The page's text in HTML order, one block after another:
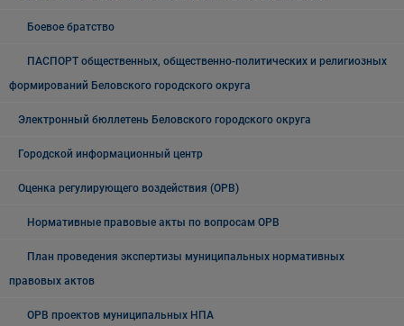
Боевое братство
ПАСПОРТ общественных, общественно-политических и религиозных
формирований Беловского городского округа
Электронный бюллетень Беловского городского округа
Городской информационный центр
Оценка регулирующего воздействия (ОРВ)
Нормативные правовые акты по вопросам ОРВ
План проведения экспертизы муниципальных нормативных
правовых актов
ОРВ проектов муниципальных НПА